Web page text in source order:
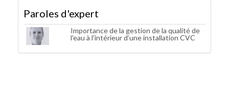
Paroles d'expert
Importance de la gestion de la qualité de
l'eau à l'intérieur d’une installation CVC